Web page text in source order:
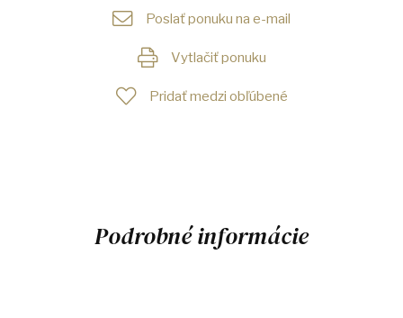
Poslať ponuku na e-mail
Vytlačiť ponuku
Pridať medzi obľúbené
Podrobné informácie